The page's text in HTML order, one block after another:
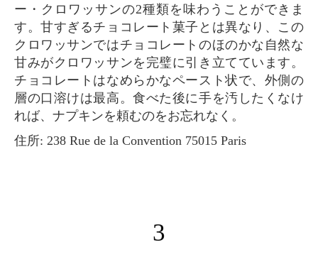
ー・クロワッサンの2種類を味わうことができま
す。甘すぎるチョコレート菓子とは異なり、この
クロワッサンではチョコレートのほのかな自然な
甘みがクロワッサンを完璧に引き立てています。
チョコレートはなめらかなペースト状で、外側の
層の口溶けは最高。食べた後に手を汚したくなけ
れば、ナプキンを頼むのをお忘れなく。
住所: 238 Rue de la Convention 75015 Paris
3